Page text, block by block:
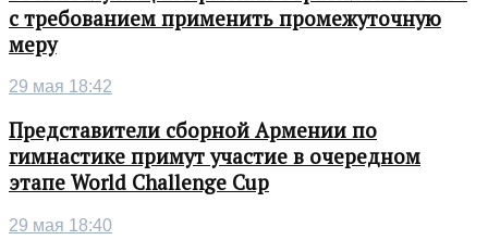
с требованием применить промежуточную
меру
29 мая 18:42
Представители сборной Армении по
гимнастике примут участие в очередном
этапе World Challenge Cup
29 мая 18:40